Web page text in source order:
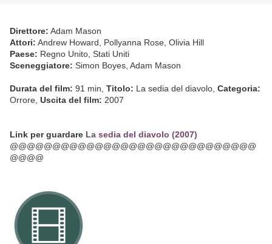
Direttore: Adam Mason
Attori: Andrew Howard, Pollyanna Rose, Olivia Hill
Paese: Regno Unito, Stati Uniti
Sceneggiatore: Simon Boyes, Adam Mason
Durata del film: 91 min, Titolo: La sedia del diavolo, Categoria:
Orrore, Uscita del film: 2007
Link per guardare La sedia del diavolo (2007)
@@@@@@@@@@@@@@@@@@@@@@@@@@@@@
@@@@